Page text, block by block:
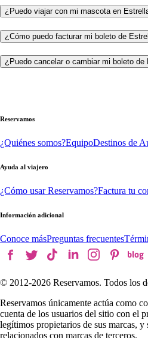
¿Puedo viajar con mi mascota en
¿Cómo puedo facturar mi boleto de
¿Puedo cancelar o cambiar mi boleto
Reservamos
¿Quiénes somos?EquipoDestinos de
Ayuda al viajero
¿Cómo usar Reservamos?Factura tu
Información adicional
Conoce másPreguntas frecuentes
© 2012-2026 Reservamos. Todos los
Reservamos únicamente actúa como
cuenta de los usuarios del sitio con el
legítimos propietarios de sus marcas,
relacionados con marcas de terceros.